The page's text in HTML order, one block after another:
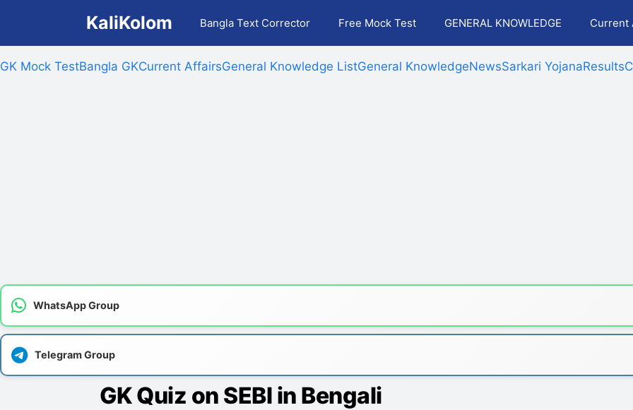
content
KaliKolom Bangla Text Corrector Free Mock Test GENERAL KNOWLEDGE Current
GK Mock TestBangla GKCurrent AffairsGeneral Knowledge ListGeneral KnowledgeNewsSarkari YojanaResults
WhatsApp Group
Telegram Group
GK Quiz on SEBI in Bengali